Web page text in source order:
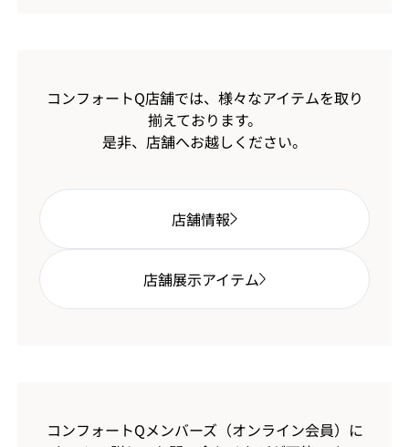
コンフォートQ店舗では、様々なアイテムを取り
揃えております。
是非、店舗へお越しください。
店舗情報
店舗展示アイテム
コンフォートQメンバーズ（オンライン会員）に